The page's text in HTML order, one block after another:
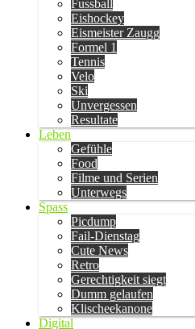
Fussball
Eishockey
Eismeister Zaugg
Formel 1
Tennis
Velo
Ski
Unvergessen
Resultate
Leben
Gefühle
Food
Filme und Serien
Unterwegs
Spass
Picdump
Fail-Dienstag
Cute News
Retro
Gerechtigkeit siegt
Dumm gelaufen
Klischeekanone
Digital